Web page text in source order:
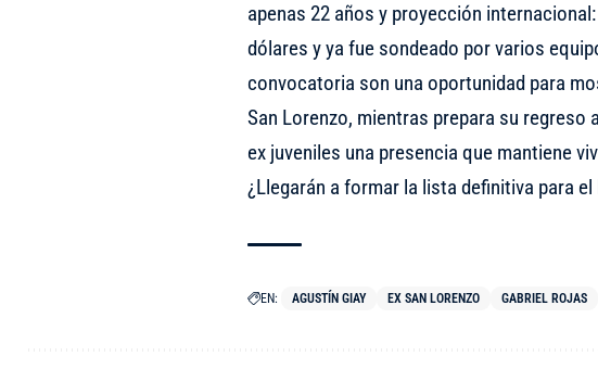
apenas 22 años y proyección
dólares y ya fue sondeado por varios
convocatoria son una oportunidad para
San Lorenzo, mientras prepara su
ex juveniles una presencia que mantiene
¿Llegarán a formar la lista definitiva para el
EN: AGUSTÍN GIAY EX SAN LORENZO GABRIEL ROJAS